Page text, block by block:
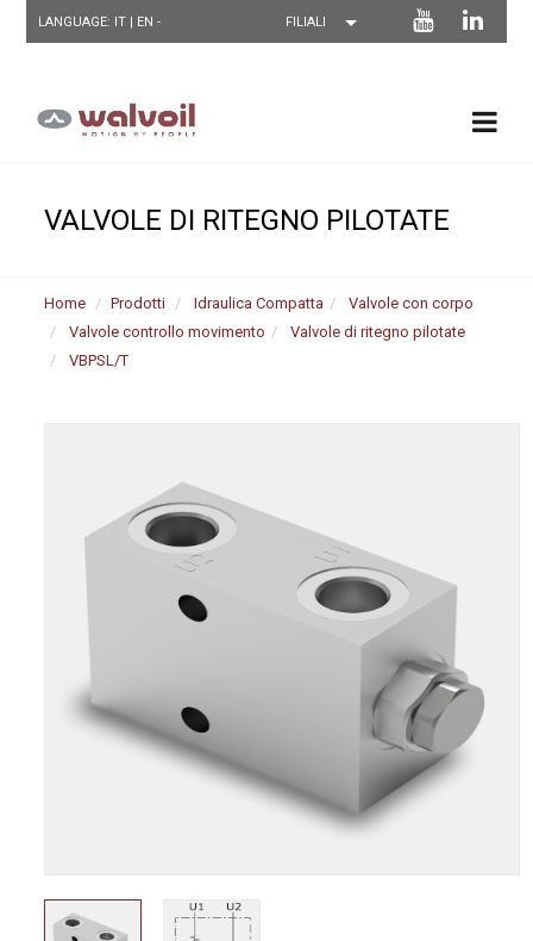
LANGUAGE: IT | EN-
VALVOLE DI RITEGNO PILOTATE
Home Prodotti Idraulica Compatta
Valvole con corpo
Valvole controllo movimento
Valvole di ritegno pilotate
VBPSL/T